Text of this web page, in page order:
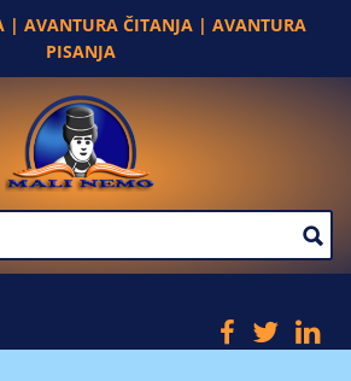
| AVANTURA ČITANJA | AVANTURA
PISANJA